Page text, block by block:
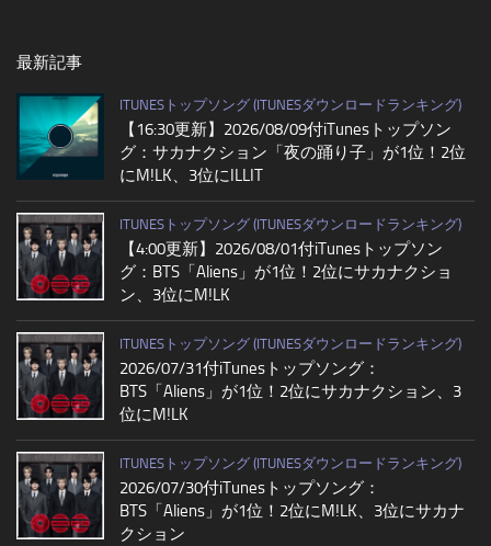
最新記事
ITUNESトップソング (ITUNESダウンロードランキング)
【16:30更新】2026/08/09付iTunesトップソン
グ：サカナクション「夜の踊り子」が1位！2位
にM!LK、3位にILLIT
ITUNESトップソング (ITUNESダウンロードランキング)
【4:00更新】2026/08/01付iTunesトップソン
グ：BTS「Aliens」が1位！2位にサカナクショ
ン、3位にM!LK
ITUNESトップソング (ITUNESダウンロードランキング)
2026/07/31付iTunesトップソング：
BTS「Aliens」が1位！2位にサカナクション、3
位にM!LK
ITUNESトップソング (ITUNESダウンロードランキング)
2026/07/30付iTunesトップソング：
BTS「Aliens」が1位！2位にM!LK、3位にサカナ
クション